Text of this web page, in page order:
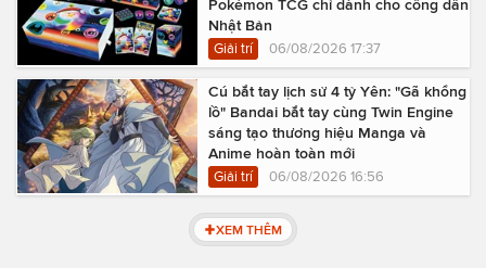
Pokémon TCG chỉ dành cho công dân
Nhật Bản
Giải trí 06/08/2026 17:37
Cú bắt tay lịch sử 4 tỷ Yên: "Gã khổng
lồ" Bandai bắt tay cùng Twin Engine
sáng tạo thương hiệu Manga và
Anime hoàn toàn mới
Giải trí 06/08/2026 16:56
XEM THÊM